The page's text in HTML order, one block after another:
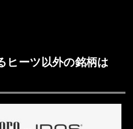
ヒーツ以外の銘柄は